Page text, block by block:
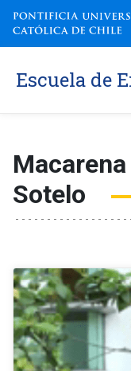
Escuela de
Sotelo